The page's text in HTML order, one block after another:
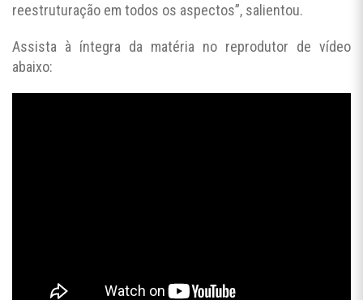
reestruturação em todos os aspectos”, salientou.
Assista à íntegra da matéria no reprodutor de vídeo
abaixo: